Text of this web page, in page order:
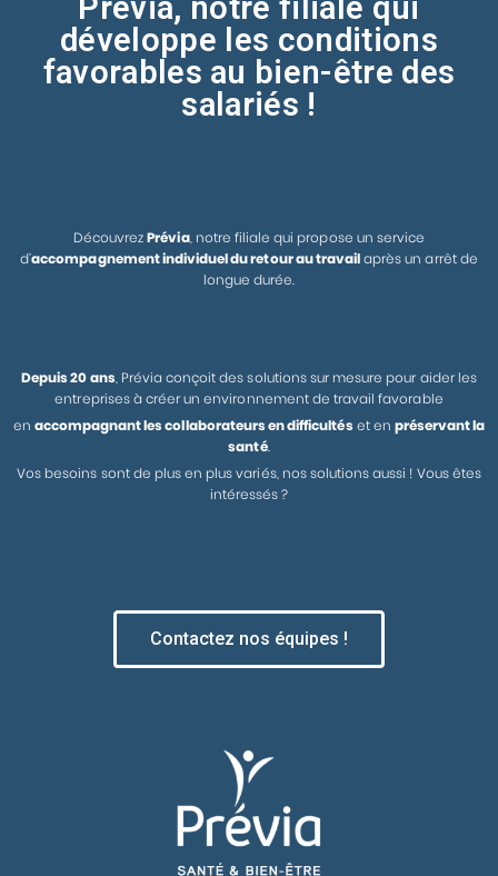
Prévia, notre filiale qui
développe les conditions
favorables au bien-être des
salariés !
DécouvrezPrévia, notre filiale qui propose un service
d’accompagnement individuel du retour au travailaprès un arrêt de
longue durée.
Depuis 20 ans, Prévia conçoit des solutions sur mesure pour aider les
entreprises à créer un environnement de travail favorable
en accompagnant les collaborateurs en difficultés et en préservant la
santé.
Vos besoins sont de plus en plus variés, nos solutions aussi ! Vous êtes
intéressés ?
Contactez nos équipes !